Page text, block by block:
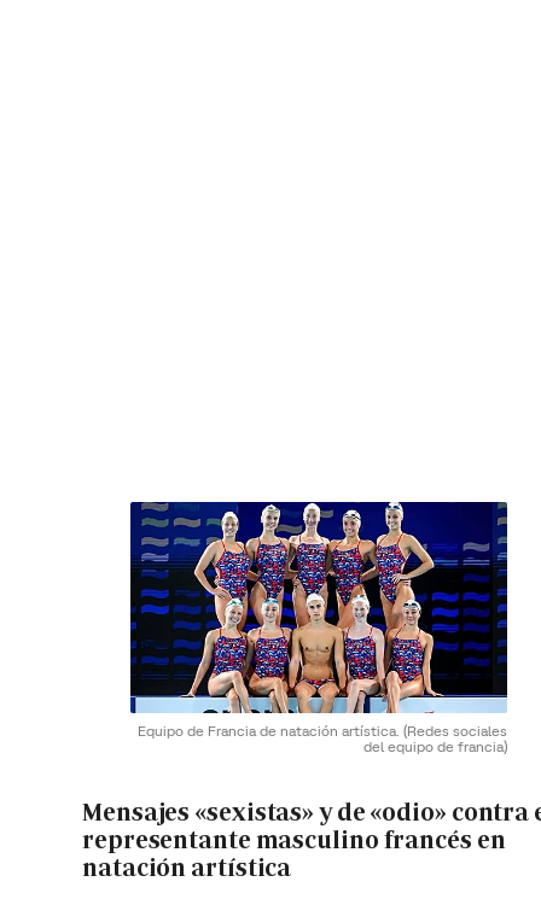
Equipo de Francia de natación artística. (Redes sociales
del equipo de francia)
Mensajes «sexistas» y de «odio» contra
representante masculino francés en
natación artística